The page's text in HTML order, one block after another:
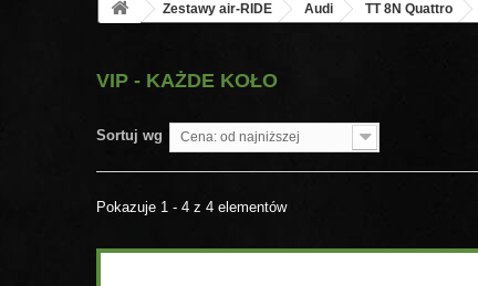
Zestawy air-RIDE Audi TT 8N Quattro
VIP - KAŻDE KOŁO
Sortuj wg Cena: od najniższej
Pokazuje 1 - 4 z 4 elementów